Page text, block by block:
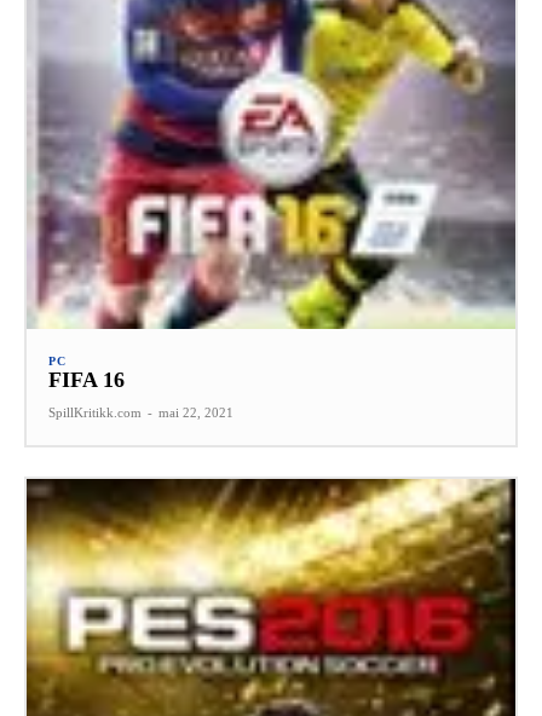
PC
FIFA 16
SpillKritikk.com - mai 22, 2021